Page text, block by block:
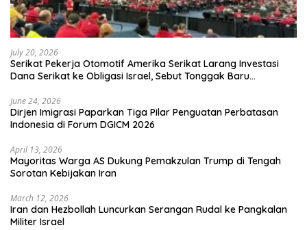
July 20, 2026
Serikat Pekerja Otomotif Amerika Serikat Larang Investasi
Dana Serikat ke Obligasi Israel, Sebut Tonggak Baru
June 24, 2026
Dirjen Imigrasi Paparkan Tiga Pilar Penguatan Perbatasan
Indonesia di Forum DGICM 2026
April 13, 2026
Mayoritas Warga AS Dukung Pemakzulan Trump di Tengah
Sorotan Kebijakan Iran
March 12, 2026
Iran dan Hezbollah Luncurkan Serangan Rudal ke Pangkalan
Militer Israel